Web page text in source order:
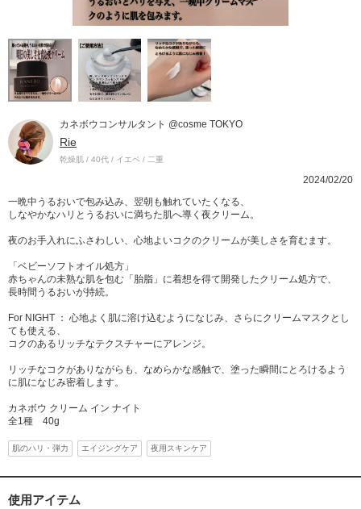
カネボウコンサルタント @cosme TOKYO
Rie
乾燥肌 / 40代 / イエベ / 二重
2024/02/20
一晩中うるおいで包み込み、翌朝も触れていたくなる、
しなやかなハリとうるおいに満ちた肌へ導く夜クリーム。
夜のお手入れにふさわしい、心地よいコクのクリームが美しさを育むます。
「ベビーソフトオイル処方」
赤ちゃんの未熟な肌を包む「胎脂」に着想を得て開発したクリーム処方で、
長時間うるおいが持続。
For NIGHT ： 心地よく肌に溶け込むようになじみ、さらにクリームマスクとし
ても使える、
コクのあるリッチなテクスチャーにアレンジ。
リッチなコクがありながらも、なめらかな感触で、塗った瞬間にとろけるよう
に肌になじみ密着します。
カネボウ クリーム イン ナイト
全1種 40g
肌のハリ・弾力 エイジングケア 夜用スキンケア
使用アイテム